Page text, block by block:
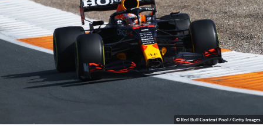
© Red Bull Content Pool / Getty Images